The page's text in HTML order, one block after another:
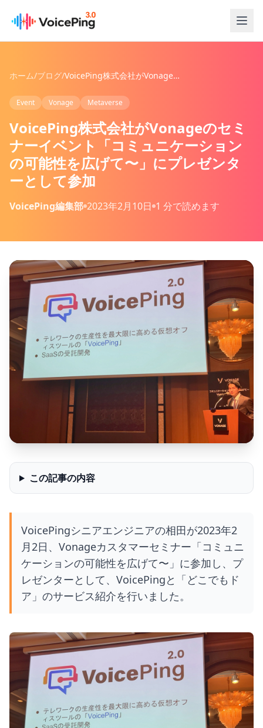
ホーム/ブログ/ VoicePing株式会社がVonageのセミナーイベント「コミュニケーションの可能性を広げて〜」にプレゼンターとして参加
Event Vonage Metaverse
VoicePing株式会社がVonageのセミ
ナーイベント「コミュニケーション
の可能性を広げて〜」にプレゼンタ
ーとして参加
VoicePing編集部 2023年2月10日 1 分で読めます
この記事の内容
VoicePingシニアエンジニアの相田が2023年2
月2日、Vonageカスタマーセミナー「コミュニ
ケーションの可能性を広げて〜」に参加し、プ
レゼンターとして、VoicePingと「どこでもド
ア」のサービス紹介を行いました。